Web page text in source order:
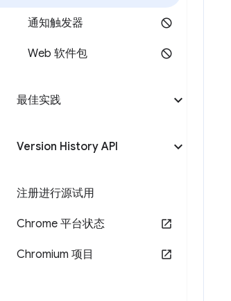
通知触发器
Web 软件包
最佳实践
Version History API
注册进行源试用
Chrome 平台状态
Chromium 项目